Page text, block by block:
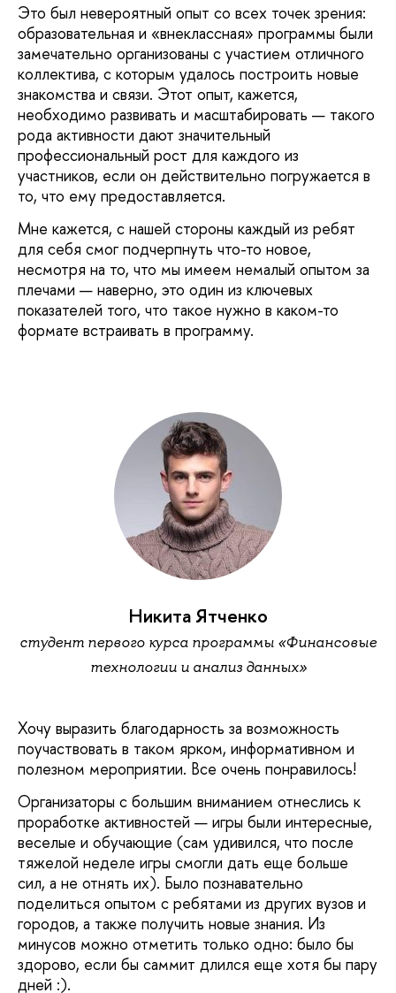
Это был невероятный опыт со всех точек зрения:
образовательная и «внеклассная» программы были
замечательно организованы с участием отличного
коллектива, с которым удалось построить новые
знакомства и связи. Этот опыт, кажется,
необходимо развивать и масштабировать — такого
рода активности дают значительный
профессиональный рост для каждого из
участников, если он действительно погружается в
то, что ему предоставляется.
Мне кажется, с нашей стороны каждый из ребят
для себя смог подчерпнуть что-то новое,
несмотря на то, что мы имеем немалый опытом за
плечами — наверно, это один из ключевых
показателей того, что такое нужно в каком-то
формате встраивать в программу.
Никита Ятченко
студент первого курса программы «Финансовые
технологии и анализ данных»
Хочу выразить благодарность за возможность
поучаствовать в таком ярком, информативном и
полезном мероприятии. Все очень понравилось!
Организаторы с большим вниманием отнеслись к
проработке активностей — игры были интересные,
веселые и обучающие (сам удивился, что после
тяжелой неделе игры смогли дать еще больше
сил, а не отнять их). Было познавательно
поделиться опытом с ребятами из других вузов и
городов, а также получить новые знания. Из
минусов можно отметить только одно: было бы
здорово, если бы саммит длился еще хотя бы пару
дней :).